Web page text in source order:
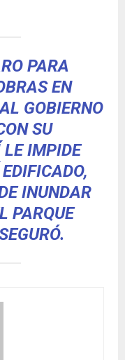
PARA
EN
GOBIERNO
SU
LE IMPIDE
INUNDAR
PARQUE